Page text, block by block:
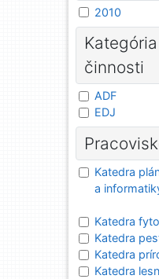
2010
činnosti
ADF
EDJ
Katedra
a
Katedra
Katedra
Katedra
Katedra